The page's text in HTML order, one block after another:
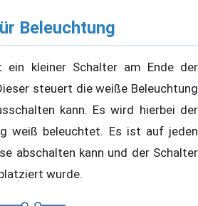
Beleuchtung
ein kleiner Schalter am Ende der
steuert die weiße Beleuchtung
kann. Es wird hierbei der
weiß beleuchtet. Es ist auf jeden
abschalten kann und der Schalter
wurde.